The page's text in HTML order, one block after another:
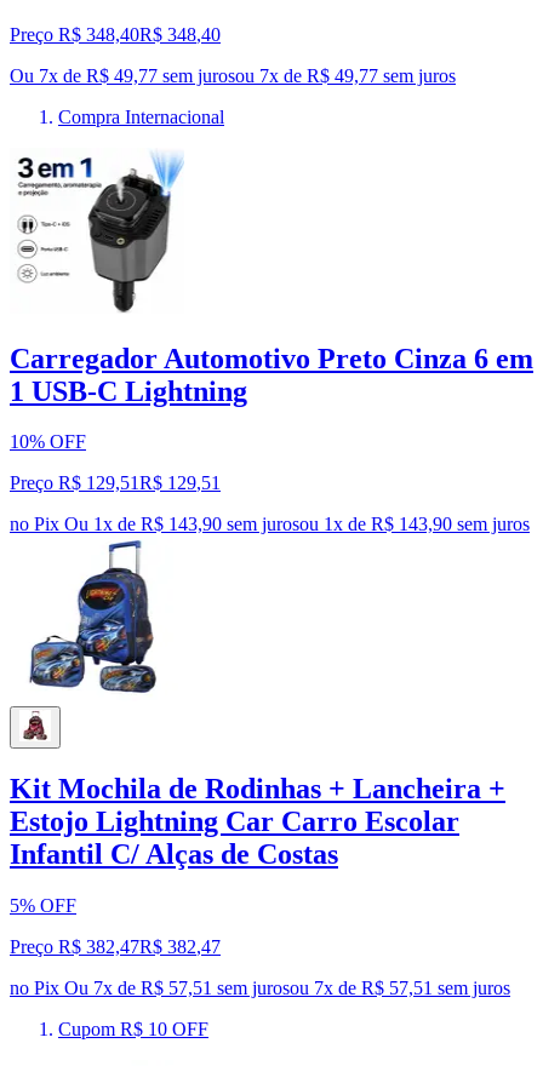
Preço R$ 348,40R$ 348,40
Ou 7x de R$ 49,77 sem jurosou 7x de R$ 49,77 sem juros
Compra Internacional
Carregador Automotivo Preto Cinza 6 em
1 USB-C Lightning
10% OFF
Preço R$ 129,51R$ 129,51
no Pix Ou 1x de R$ 143,90 sem jurosou 1x de R$ 143,90 sem juros
Kit Mochila de Rodinhas + Lancheira +
Estojo Lightning Car Carro Escolar
Infantil C/ Alças de Costas
5% OFF
Preço R$ 382,47R$ 382,47
no Pix Ou 7x de R$ 57,51 sem jurosou 7x de R$ 57,51 sem juros
Cupom R$ 10 OFF